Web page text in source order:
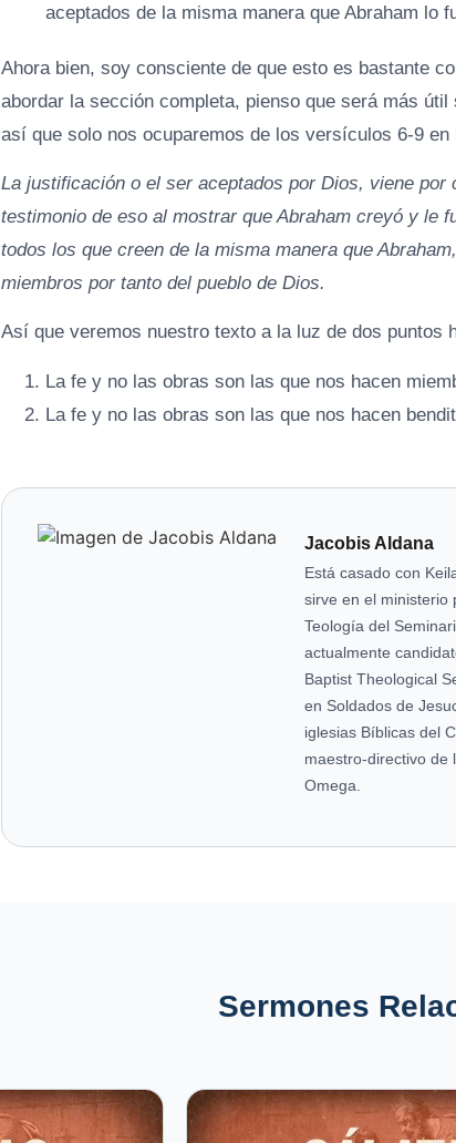
aceptados de la misma manera que Abraham lo
Ahora bien, soy consciente de que esto es bastante
abordar la sección completa, pienso que será más
así que solo nos ocuparemos de los versículos 6-9
La justificación o el ser aceptados por Dios, viene por
testimonio de eso al mostrar que Abraham creyó y le
todos los que creen de la misma manera que
miembros por tanto del pueblo de Dios.
Así que veremos nuestro texto a la luz de dos puntos
La fe y no las obras son las que nos hacen
La fe y no las obras son las que nos hacen
Jacobis Aldana
Está casado con
sirve en el ministerio
Teología del
actualmente
Baptist Theological
en Soldados de
iglesias Bíblicas del
maestro-directivo de
Omega.
Sermones